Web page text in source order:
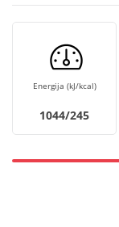
Energija (kJ/kcal)
1044/245